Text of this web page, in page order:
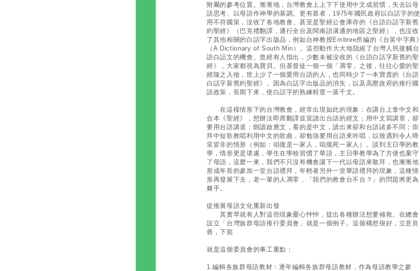
附屬的參考位置。漸漸地，台灣教會上上下下使用中文成習慣，失去以母
語思考、以母語作神學的基調。更有甚者，1975年國民政府以白話字的使
用不符國策，沒收了各地教會、甚至是聖經公會庫存的《台語白話字新舊
約聖經》（巴克禮翻譯，通行全台及閩南語溝通的地區之聖經），也沒收
了其他相關的白話字出版品，例如台神教授Embree所編的《台英中字典》
（A Dictionary of South Min）。這些動作大大地阻絕了台灣人民接觸台
語白話文的機會。曾經有人指出，少數未被沒收的《台語白話字新舊約聖
經》，大家都視為寶貝。但基督徒一個一個「凋零」之後，往往心愛的聖
經隨之入殮，世上少了一個愛用台語的人，也同時少了一本寶貴的《台語
白話字新舊約聖經》。因為白話字出版品的消失，以及高壓政府的推行國
語政策，長期下來，使白話字的熟練程度一落千丈。
在這樣情形下的台灣教會，經常出現如此的現象：在講台上拿中文和
合本《聖經》，想辦法即席翻譯並宣讀出台語的經文；用中文寫講章，卻
要用台語講道；朗讀啟應文，看的是中文，讀出來卻和台語諸多不同；崇
拜中短歌教唱利用中文的歌曲，卻勉強要用台語來吟唱，以致遇到令人啼
笑皆非的情形（例如：咱攏是一家人，咱攏死一家人）。談到主日學的教
學，情形更是堪慮，學生在學校習慣了華語，主日學教學為了方便也棄守
了母語，這麼一來，我們不只沒有機會讓下一代以母語來敬拜，也漸漸地
形成年長的參加一堂台語禮拜，年輕者另外一堂華語禮拜的現象，這種情
形再發展下去，老一輩的人凋零，「我們的教會台不台？」的問題將更為
棘手。
從推展母語文化重新出發
其實早就有人對這些現象憂心忡忡，提出各種辦法想要補救。在總會
設立「台灣族群母語推行委員會」就是一個例子。這個構想很好，立意良
善，下面
就是這個委員會的事工重點：
1.編輯各族群母語教材：逐年編輯各族群母語教材，作為母語教學之參